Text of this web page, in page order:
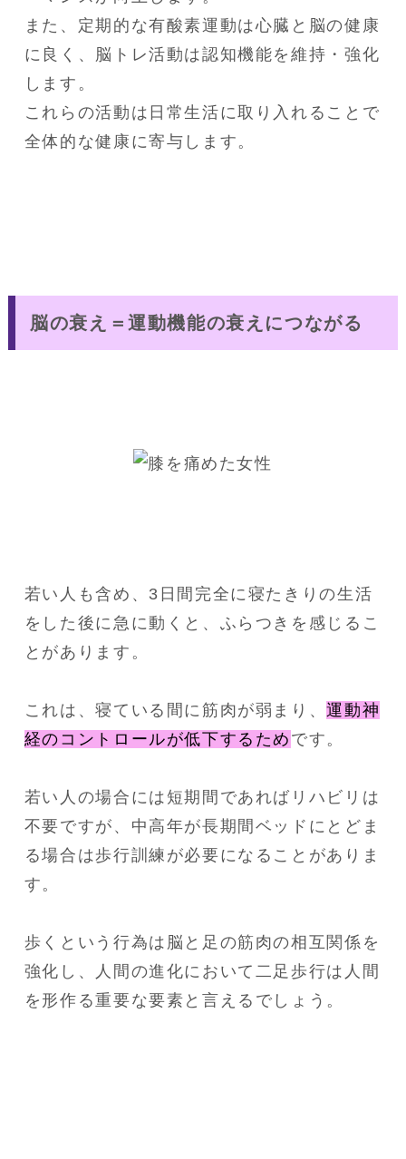
また、定期的な有酸素運動は心臓と脳の健康
に良く、脳トレ活動は認知機能を維持・強化
します。
これらの活動は日常生活に取り入れることで
全体的な健康に寄与します。
脳の衰え＝運動機能の衰えにつながる
若い人も含め、3日間完全に寝たきりの生活
をした後に急に動くと、ふらつきを感じるこ
とがあります。
これは、寝ている間に筋肉が弱まり、運動神
経のコントロールが低下するため です。
若い人の場合には短期間であればリハビリは
不要ですが、中高年が長期間ベッドにとどま
る場合は歩行訓練が必要になることがありま
す。
歩くという行為は脳と足の筋肉の相互関係を
強化し、人間の進化において二足歩行は人間
を形作る重要な要素と言えるでしょう。